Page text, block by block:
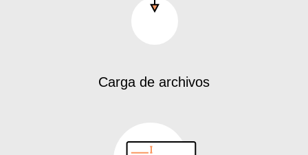
Carga de archivos